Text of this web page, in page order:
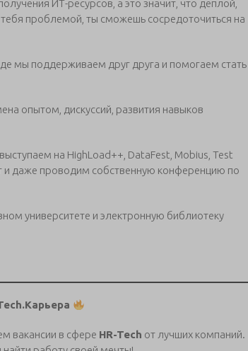
ИТ-ресурсов, а это значит, что деплой,
проблемой, ты сможешь сосредоточиться на
мы поддерживаем друг друга и помогаем стать
опытом, дискуссий, развития навыков
на HighLoad++, DataFest, Mobius, Test
и даже проводим собственную конференцию по
университете и электронную библиотеку
вакансии в сфере HR-Tech от лучших компаний.